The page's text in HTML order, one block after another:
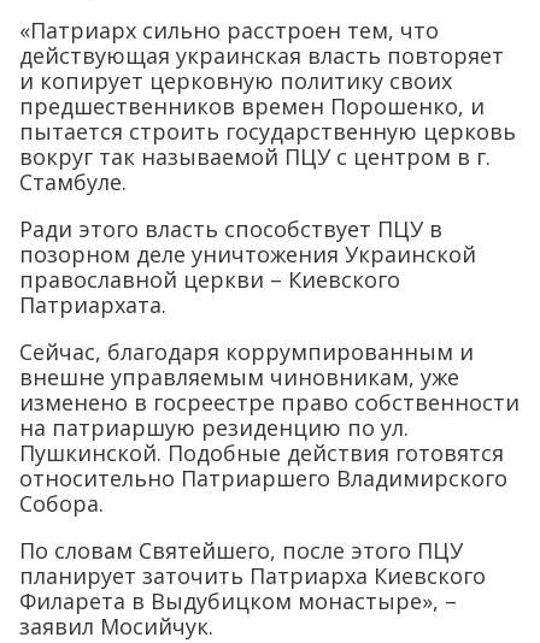
«Патриарх сильно расстроен тем, что
действующая украинская власть повторяет
и копирует церковную политику своих
предшественников времен Порошенко, и
пытается строить государственную церковь
вокруг так называемой ПЦУ с центром в г.
Стамбуле.
Ради этого власть способствует ПЦУ в
позорном деле уничтожения Украинской
православной церкви – Киевского
Патриархата.
Сейчас, благодаря коррумпированным и
внешне управляемым чиновникам, уже
изменено в госреестре право собственности
на патриаршую резиденцию по ул.
Пушкинской. Подобные действия готовятся
относительно Патриаршего Владимирского
Собора.
По словам Святейшего, после этого ПЦУ
планирует заточить Патриарха Киевского
Филарета в Выдубицком монастыре», –
заявил Мосийчук.